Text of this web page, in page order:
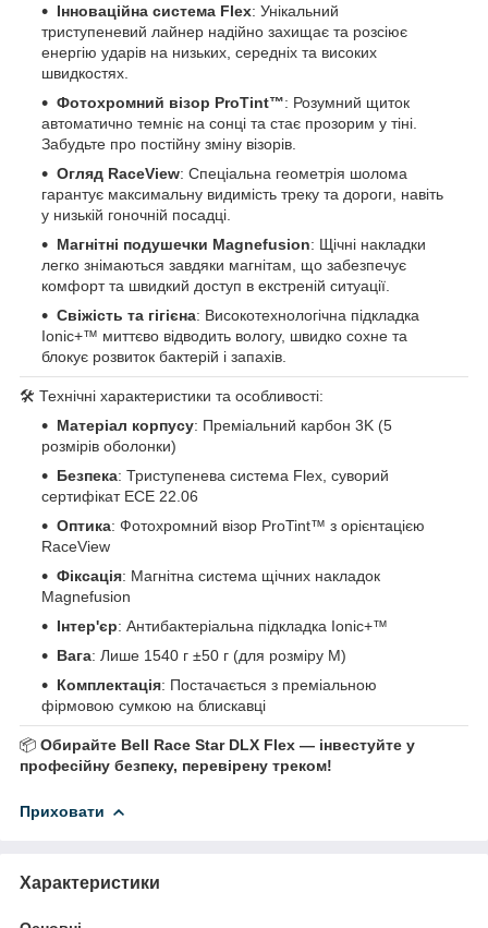
Інноваційна система Flex: Унікальний
триступеневий лайнер надійно захищає та розсіює
енергію ударів на низьких, середніх та високих
швидкостях.
Фотохромний візор ProTint™: Розумний щиток
автоматично темніє на сонці та стає прозорим у тіні.
Забудьте про постійну зміну візорів.
Огляд RaceView: Спеціальна геометрія шолома
гарантує максимальну видимість треку та дороги, навіть
у низькій гоночній посадці.
Магнітні подушечки Magnefusion: Щічні накладки
легко знімаються завдяки магнітам, що забезпечує
комфорт та швидкий доступ в екстреній ситуації.
Свіжість та гігієна: Високотехнологічна підкладка
Ionic+™ миттєво відводить вологу, швидко сохне та
блокує розвиток бактерій і запахів.
🛠️ Технічні характеристики та особливості:
Матеріал корпусу: Преміальний карбон 3K (5
розмірів оболонки)
Безпека: Триступенева система Flex, суворий
сертифікат ECE 22.06
Оптика: Фотохромний візор ProTint™ з орієнтацією
RaceView
Фіксація: Магнітна система щічних накладок
Magnefusion
Інтер'єр: Антибактеріальна підкладка Ionic+™
Вага: Лише 1540 г ±50 г (для розміру M)
Комплектація: Постачається з преміальною
фірмовою сумкою на блискавці
📦 Обирайте Bell Race Star DLX Flex — інвестуйте у
професійну безпеку, перевірену треком!
Приховати
Характеристики